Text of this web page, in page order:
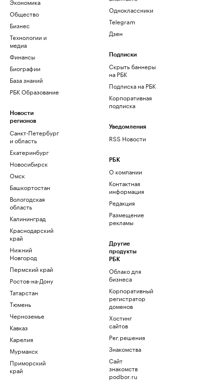
Общество
Бизнес
Технологии и
медиа
Финансы
Биографии
База знаний
РБК Образование
Новости
регионов
Санкт-Петербург
и область
Екатеринбург
Новосибирск
Омск
Башкортостан
Вологодская
область
Калининград
Краснодарский
край
Нижний
Новгород
Пермский край
Ростов-на-Дону
Татарстан
Тюмень
Черноземье
Кавказ
Карелия
Мурманск
Приморский
край
Одноклассники
Telegram
Дзен
Подписки
Скрыть баннеры
на РБК
Подписка на РБК
Корпоративная
подписка
Уведомления
RSS Новости
РБК
О компании
Контактная
информация
Редакция
Размещение
рекламы
Другие
продукты
РБК
Облако для
бизнеса
Корпоративный
регистратор
доменов
Хостинг
сайтов
Рег.решения
Знакомства
Сайт
знакомств
podbor.ru